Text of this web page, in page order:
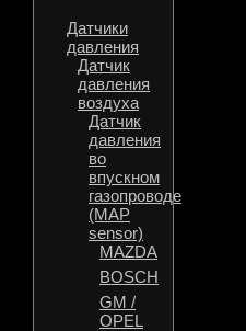
Датчики
давления
Датчик
давления
воздуха
Датчик
давления
во
впускном
газопроводе
(MAP
sensor)
MAZDA
BOSCH
GM /
OPEL